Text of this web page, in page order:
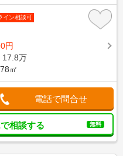
イン相談可
円
17.8万
㎡
電話で問合せ
相談する 無料